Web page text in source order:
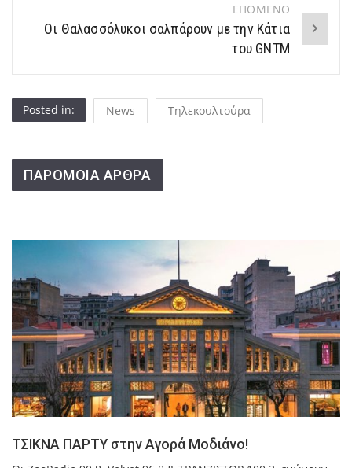
ΕΠΟΜΕΝΟ
Οι Θαλασσόλυκοι σαλπάρουν με την Κάτια
του GNTM
Posted in: News Τηλεκουλτούρα
ΠΑΡΟΜΟΙΑ ΑΡΘΡΑ
ΤΣΙΚΝΑ ΠΑΡΤΥ στην Αγορά Μοδιάνο!